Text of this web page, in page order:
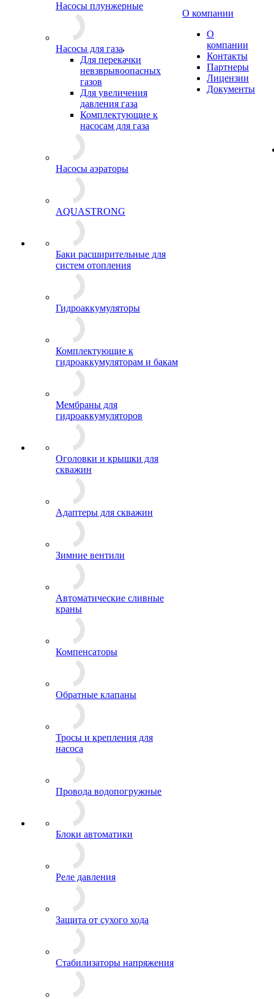
Насосы плунжерные
Насосы для газа
Для перекачки
невзврывоопасных
газов
Для увеличения
давления газа
Комплектующие к
насосам для газа
Насосы аэраторы
AQUASTRONG
Баки расширительные для
систем отопления
Гидроаккумуляторы
Комплектующие к
гидроаккумуляторам и бакам
Мембраны для
гидроаккумуляторов
Оголовки и крышки для
скважин
Адаптеры для скважин
Зимние вентили
Автоматические сливные
краны
Компенсаторы
Обратные клапаны
Тросы и крепления для
насоса
Провода водопогружные
Блоки автоматики
Реле давления
Защита от сухого хода
Стабилизаторы напряжения
О компании
О
компании
Контакты
Партнеры
Лицензии
Документы